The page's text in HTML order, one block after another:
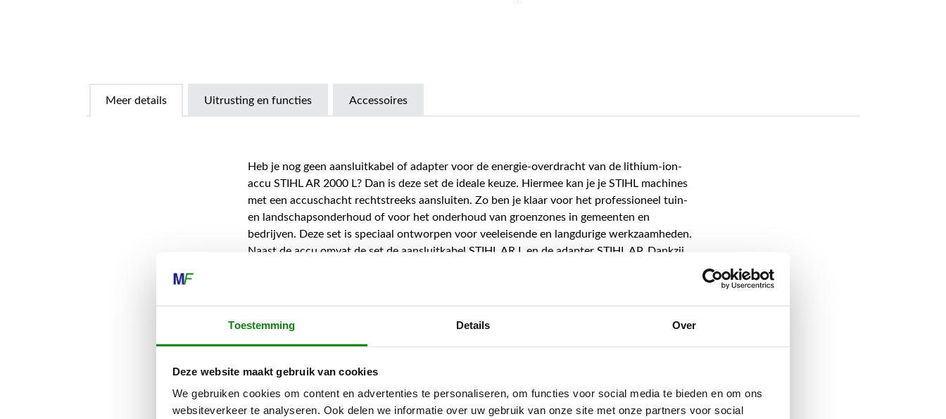
Toestemming Details Over
Deze website maakt gebruik van cookies
We gebruiken cookies om content en advertenties te personaliseren, om functies voor social media te bieden en om ons
websiteverkeer te analyseren. Ook delen we informatie over uw gebruik van onze site met onze partners voor social
Meer details Uitrusting en functies Accessoires
Heb je nog geen aansluitkabel of adapter voor de energie-overdracht van de lithium-ion-
accu STIHL AR 2000 L? Dan is deze set de ideale keuze. Hiermee kan je je STIHL machines
met een accuschacht rechtstreeks aansluiten. Zo ben je klaar voor het professioneel tuin-
en landschapsonderhoud of voor het onderhoud van groenzones in gemeenten en
bedrijven. Deze set is speciaal ontworpen voor veeleisende en langdurige werkzaamheden.
Naast de accu omvat de set de aansluitkabel STIHL AR L en de adapter STIHL AP. Dankzij
de STIHL AR 2000 L in een set met de aansluitkabel AR L en de adapter AP te gebruiken,
bevestigen.
De in de behuizing geïntegreerde Bluetooth®-interface maakt gebruik in combinatie met